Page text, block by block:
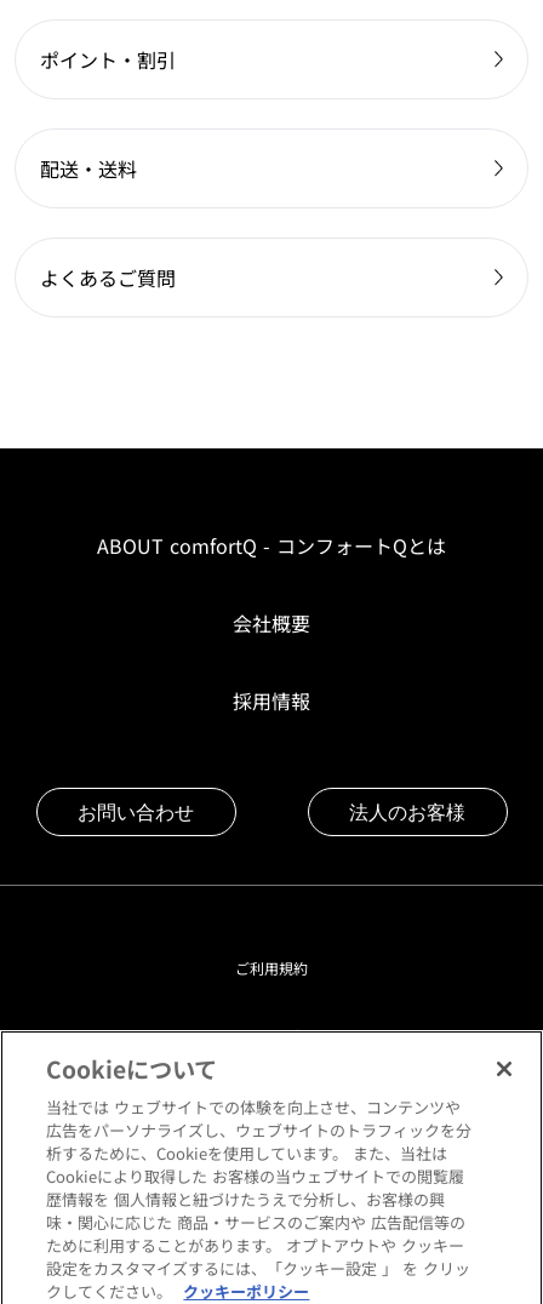
ポイント・割引
配送・送料
よくあるご質問
ABOUT comfortQ - コンフォートQとは
会社概要
採用情報
お問い合わせ 法人のお客様
ご利用規約
プライバシーポリシー
クッキーポリシー
閲覧環境について
サイトマップ
Cookieについて
当社では ウェブサイトでの体験を向上させ、コンテンツや
広告をパーソナライズし、ウェブサイトのトラフィックを分
析するために、Cookieを使用しています。 また、当社は
Cookieにより取得した お客様の当ウェブサイトでの閲覧履
歴情報を 個人情報と紐づけたうえで分析し、お客様の興
味・関心に応じた 商品・サービスのご案内や 広告配信等の
ために利用することがあります。 オプトアウトや クッキー
設定をカスタマイズするには、「クッキー設定 」 を クリッ
クしてください。
クッキーポリシー